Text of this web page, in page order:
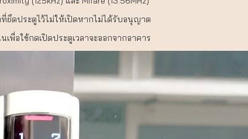
ยึดประตูไว้ไม่ให้เปิดหากไม่ได้รับอนุญาต
พื่อใช้กดเปิดประตูเวลาจะออกจากอาคาร